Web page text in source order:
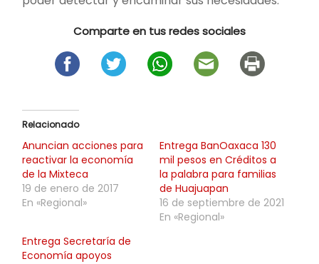
Comparte en tus redes sociales
Relacionado
Anuncian acciones para
reactivar la economía
de la Mixteca
19 de enero de 2017
En «Regional»
Entrega BanOaxaca 130
mil pesos en Créditos a
la palabra para familias
de Huajuapan
16 de septiembre de 2021
En «Regional»
Entrega Secretaría de
Economía apoyos